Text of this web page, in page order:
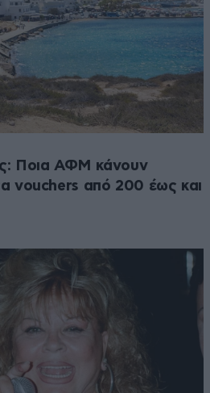
Ποια ΑΦΜ κάνουν
vouchers από 200 έως και